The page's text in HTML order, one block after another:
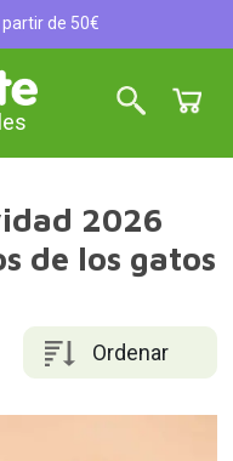
de 50€
2026
de los gatos
Ordenar